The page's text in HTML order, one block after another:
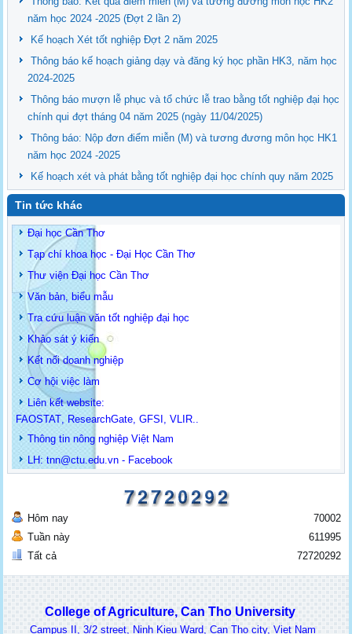
năm học 2024 -2025 (Đợt 2 lần 2)
Kế hoạch Xét tốt nghiệp Đợt 2 năm 2025
Thông báo kế hoạch giảng dạy và đăng ký học phần HK3, năm học
2024-2025
Thông báo mượn lễ phục và tổ chức lễ trao bằng tốt nghiệp đại học
chính qui đợt tháng 04 năm 2025 (ngày 11/04/2025)
Thông báo: Nộp đơn điểm miễn (M) và tương đương môn học HK1
năm học 2024 -2025
Kế hoạch xét và phát bằng tốt nghiệp đại học chính quy năm 2025
Tin tức khác
Đại học Cần Thơ
Tạp chí khoa học - Đại Học Cần Thơ
Thư viện Đại học Cần Thơ
Văn bản, biểu mẫu
Tra cứu luận văn tốt nghiệp đại học
Khảo sát ý kiến
Kết nối doanh nghiệp
Cơ hội việc làm
Liên kết website:
FAOSTAT ResearchGate ,GFSI ,VLIR
Thông tin nông nghiệp Việt Nam
LH: tnn@ctu.edu.vn - Facebook
Hôm nay
Tuần này
Tất cả
70002
611995
72720292
College of Agriculture, Can Tho University
II, 3/2 street, Ninh Kieu Ward, Can Tho city, Viet Nam